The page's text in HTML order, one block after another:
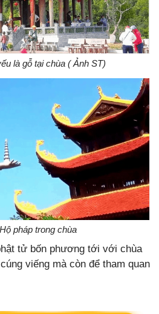
là gỗ tại chùa ( Ảnh ST)
pháp trong chùa
tử bốn phương tới với chùa
viếng mà còn để tham quan